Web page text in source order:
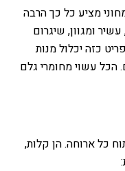
מציע כל כך הרבה
ומגוון, שיגרום
כזה יכלול מנות
הכל עשוי מחומרי גלם
כל ארוחה. הן קלות,